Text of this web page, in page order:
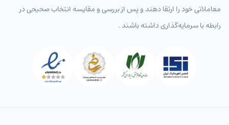
معاملاتی خود را ارتقا دهند و پس از بررسی و مقایسه انتخاب‌ صحیحی در
رابطه با سرمایه‌گذاری داشته باشند .